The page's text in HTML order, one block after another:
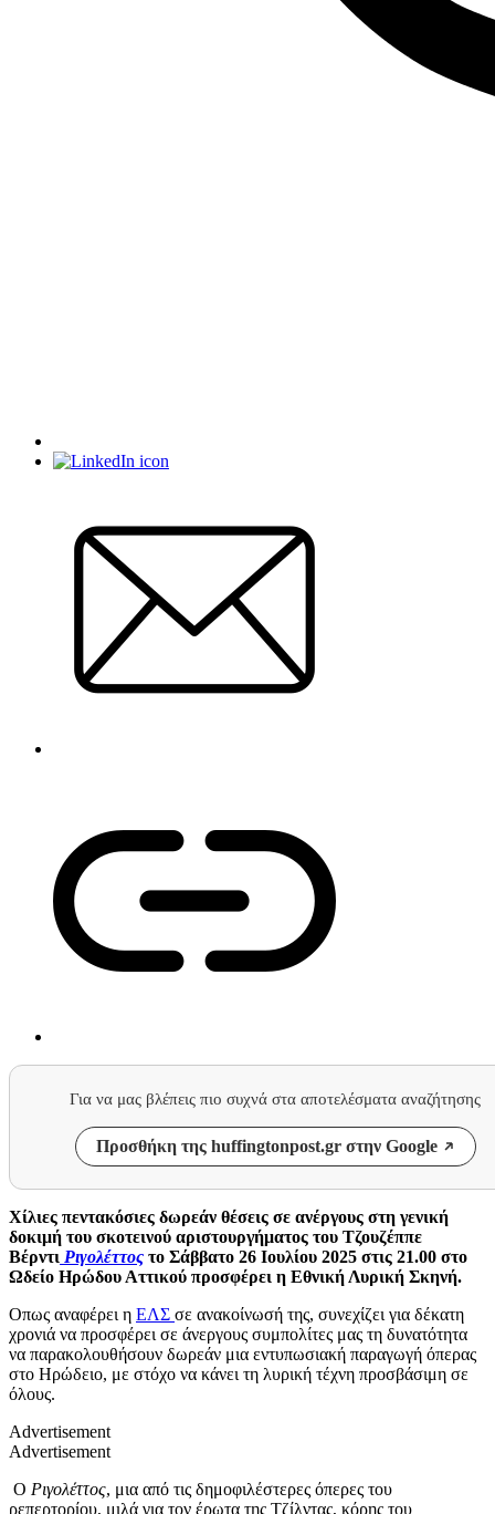
Για να μας βλέπεις πιο συχνά στα αποτελέσματα αναζήτησης
Προσθήκη της huffingtonpost.gr στην Google
Χίλιες πεντακόσιες δωρεάν θέσεις σε ανέργους στη γενική
δοκιμή του σκοτεινού αριστουργήματος του Τζουζέππε
Βέρντι Ριγολέττος το Σάββατο 26 Ιουλίου 2025 στις 21.00 στο
Ωδείο Ηρώδου Αττικού προσφέρει η Εθνική Λυρική Σκηνή.
Οπως αναφέρει η ΕΛΣ σε ανακοίνωσή της, συνεχίζει για δέκατη
χρονιά να προσφέρει σε άνεργους συμπολίτες μας τη δυνατότητα
να παρακολουθήσουν δωρεάν μια εντυπωσιακή παραγωγή όπερας
στο Ηρώδειο, με στόχο να κάνει τη λυρική τέχνη προσβάσιμη σε
όλους.
Advertisement
Advertisement
Ο Ριγολέττος, μια από τις δημοφιλέστερες όπερες του
ρεπερτορίου, μιλά για τον έρωτα της Τζίλντας, κόρης του